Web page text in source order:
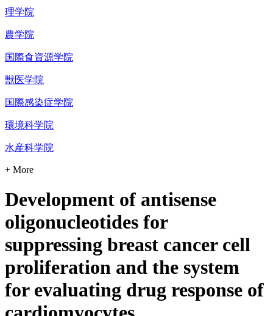
理学院
農学院
国際食資源学院
獣医学院
国際感染症学院
環境科学院
水産科学院
+ More
Development of antisense
oligonucleotides for
suppressing breast cancer cell
proliferation and the system
for evaluating drug response of